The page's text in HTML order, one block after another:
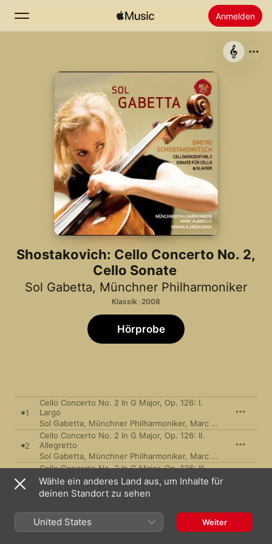
Anmelden
Radio
Apple Music installieren
Shostakovich: Cello Concerto No. 2,
Cello Sonate
Sol Gabetta, Münchner Philharmoniker
Klassik · 2008
Hörprobe
1
Cello Concerto No. 2 In G Major, Op. 126: I.
Largo
Sol Gabetta Münchner Philharmoniker, Marc Albrecht
2
Cello Concerto No. 2 In G Major, Op. 126: II.
Allegretto
Sol Gabetta Münchner Philharmoniker, Marc Albrecht
3
Cello Concerto No. 2 In G Major, Op. 126: III.
Allegretto
Sol Gabetta
Münchner Philharmoniker
4
40: I. Allegro Non Troppo
Sol Gabetta,Mihaela Ursuleasa
Sonata for Violoncello and Piano In D Minor, Op.
Wähle ein anderes Land aus, um Inhalte für
deinen Standort zu sehen
United States Weiter